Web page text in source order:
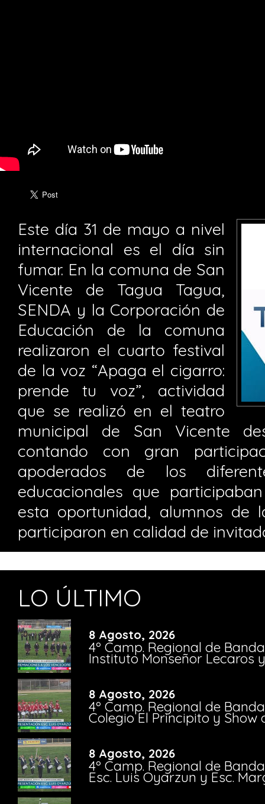
Este día 31 de mayo a nivel
internacional es el día sin
fumar. En la comuna de San
Vicente de Tagua Tagua,
SENDA y la Corporación de
Educación de la comuna
realizaron el cuarto festival
de la voz “Apaga el cigarro:
prende tu voz”, actividad
que se realizó en el teatro
municipal de San Vicente
contando con gran
apoderados de los
educacionales que
esta oportunidad, alumnos de
participaron en calidad de
LO ÚLTIMO
8 Agosto, 2026
4º Camp. Regional de
Instituto Monseñor Lecaros
8 Agosto, 2026
4º Camp. Regional de
Colegio El Principito y Show
8 Agosto, 2026
4º Camp. Regional de
Esc. Luis Oyarzun y Esc.